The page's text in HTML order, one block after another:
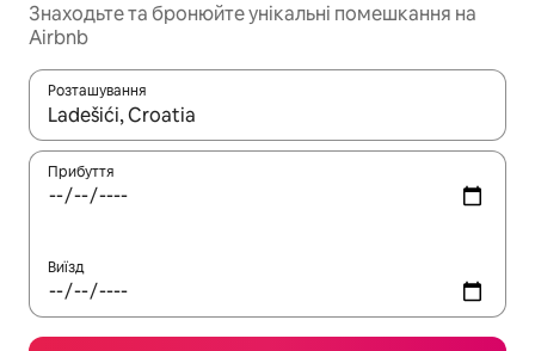
Знаходьте та бронюйте унікальні помешкання на
Airbnb
Розташування
Отримавши результати пошуку, використовуйте для
Прибуття
Виїзд